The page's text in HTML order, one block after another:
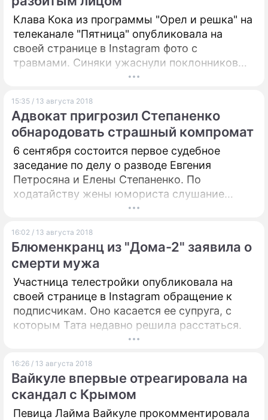
Клава Кока из программы "Орел и решка" на
телеканале "Пятница" опубликовала на
своей странице в Instagram фото с
травмами. Синяки ужаснули поклонников
15:35 / 13 августа 2018
Адвокат пригрозил Степаненко
обнародовать страшный компромат
6 сентября состоится первое судебное
заседание по делу о разводе Евгения
Петросяна и Елены Степаненко. По
ходатайству жены юмориста слушание
пройдет в закрытом режиме "для
частной жизни". Ей ведь, кажется, есть что
скрывать.
16:02 / 13 августа 2018
Блюменкранц из "Дома-2" заявила о
смерти мужа
Участница телестройки опубликовала на
своей странице в Instagram обращение к
подписчикам. Оно касается ее супруга, с
которым Тата недавно решила расстаться.
16:26 / 13 августа 2018
Вайкуле впервые отреагировала на
скандал с Крымом
Певица Лайма Вайкуле прокомментировала